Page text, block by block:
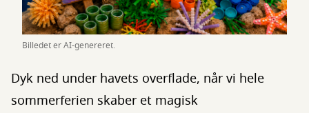
Billedet er AI-genereret.
Dyk ned under havets overflade, når vi hele
sommerferien skaber et magisk